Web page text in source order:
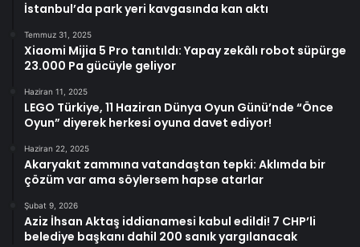
İstanbul’da park yeri kavgasında kan aktı
Temmuz 31, 2025
Xiaomi Mijia 5 Pro tanıtıldı: Yapay zekâlı robot süpürge
23.000 Pa gücüyle geliyor
Haziran 11, 2025
LEGO Türkiye, 11 Haziran Dünya Oyun Günü’nde “Önce
Oyun” diyerek herkesi oyuna davet ediyor!
Haziran 22, 2025
Akaryakıt zammına vatandaştan tepki: Aklımda bir
çözüm var ama söylersem hapse atarlar
Şubat 9, 2026
Aziz İhsan Aktaş iddianamesi kabul edildi! 7 CHP’li
belediye başkanı dahil 200 sanık yargılanacak